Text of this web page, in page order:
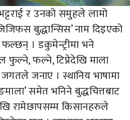
र उनको समुहले लामो
बुद्धान्सिस’ नाम दिइएको
फल्छन् । डकुमेन्ट्रीमा भने
फुल्ने, फल्ने, टिप्नेदेखि माला
जगतले जनाए । स्थानिय भाषामा
समेत भनिने बुद्धचित्तबाट
रामेछापसम्म किसानहरुले